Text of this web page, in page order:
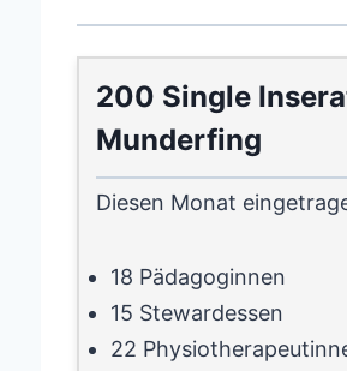
200 Single
Munderfing
Diesen Monat
18 Pädagoginnen
15 Stewardessen
22